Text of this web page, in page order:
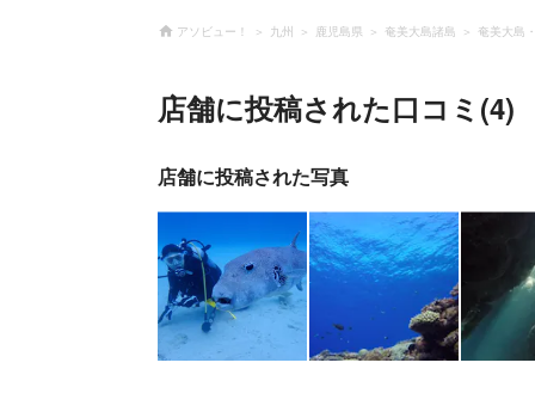
アソビュー！ 九州 鹿児島県 奄美大島諸島 奄美大島
店舗に投稿された口コミ(4)
店舗に投稿された写真